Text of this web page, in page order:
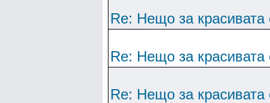
Re: Нещо за красивата
Re: Нещо за красивата
Re: Нещо за красивата